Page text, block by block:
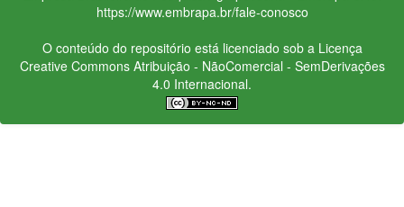
https://www.embrapa.br/fale-conosco
O conteúdo do repositório está licenciado sob a Licença
Creative CommonsAtribuição - NãoComercial - SemDerivações
4.0 Internacional.